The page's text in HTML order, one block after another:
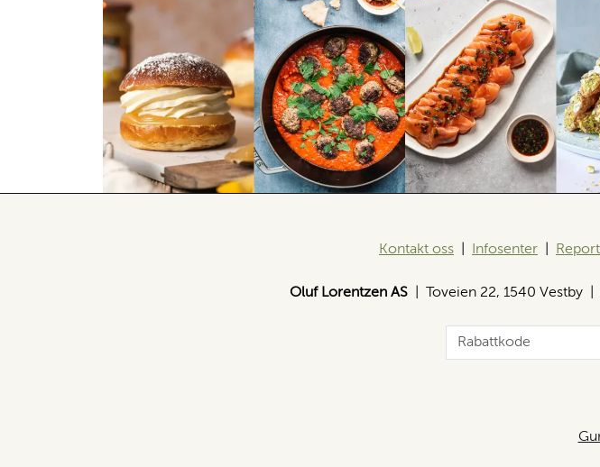
Kontakt oss Infosenter
Oluf Lorentzen AS | Toveien 22, 1540 Vestby